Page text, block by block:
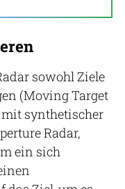
sowohl Ziele
(Moving Target
synthetischer
Radar,
ein sich